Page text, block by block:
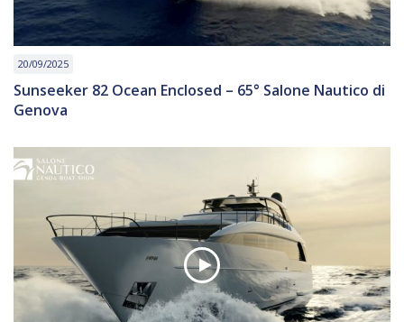
20/09/2025
Sunseeker 82 Ocean Enclosed – 65° Salone Nautico di
Genova